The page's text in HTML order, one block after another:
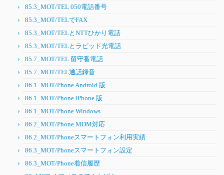
85.3_MOT/TEL 050電話番号
85.3_MOT/TELでFAX
85.3_MOT/TELとNTTひかり電話
85.3_MOT/TELとラピッド光電話
85.7_MOT/TEL 留守番電話
85.7_MOT/TEL通話録音
86.1_MOT/Phone Android 版
86.1_MOT/Phone iPhone 版
86.1_MOT/Phone Windows
86.2_MOT/Phone MDM対応
86.2_MOT/Phoneスマートフォン利用実績
86.3_MOT/Phoneスマートフォン設定
86.3_MOT/Phone着信履歴